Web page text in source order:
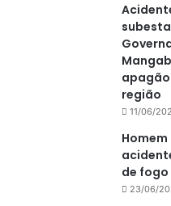
região
11/06/
de fogo
23/06/